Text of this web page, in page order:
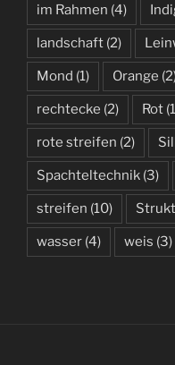
im Rahmen (4)
landschaft (2)
Mond (1) Orange
rechtecke (2) Rot
rote streifen (2)
Spachteltechnik (3)
streifen (10)
wasser (4) weis (3)